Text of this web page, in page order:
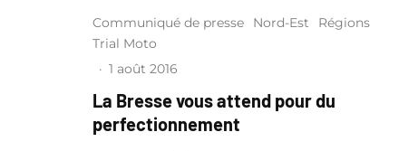
Communiqué de presse Nord-Est
Régions
Trial Moto
· 1 août 2016
La Bresse vous attend pour du
perfectionnement